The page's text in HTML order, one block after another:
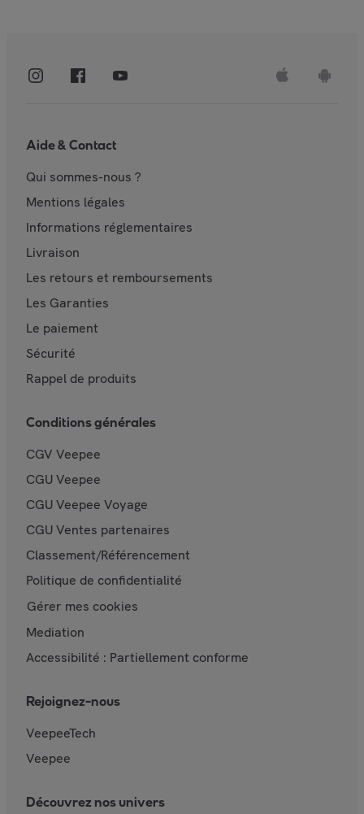
Aide & Contact
Qui sommes-nous ?
Mentions légales
Informations réglementaires
Livraison
Les retours et remboursements
Les Garanties
Le paiement
Sécurité
Rappel de produits
Conditions générales
CGV Veepee
CGU Veepee
CGU Veepee Voyage
CGU Ventes partenaires
Classement/Référencement
Politique de confidentialité
Gérer mes cookies
Mediation
Accessibilité : Partiellement conforme
Rejoignez-nous
VeepeeTech
Veepee
Découvrez nos univers